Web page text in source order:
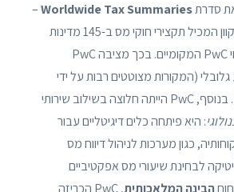
סדרתWorldwide Tax Summaries
–
מאגר מידע ציבורי מקוון המכיל תקצירי חוקי מס ב-145 מדינות
שנכתב על-ידי מומחי PwC המקומיים. בכך מציבה PwC
(המקורות מצוטטים רבות על ידי
אנשי כספים בעולם). בנוסף, PwC הייתה חלוצה בשילוב שירותי
: היא פיתחה כלים דיגיטליים עבור
כגון מערכות לניהול דיווח מס
לבחינת שיעורי מס אפקטיביים